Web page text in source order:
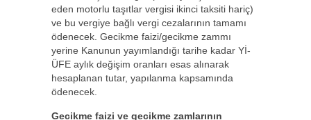
eden motorlu taşıtlar vergisi ikinci taksiti hariç)
ve bu vergiye bağlı vergi cezalarının tamamı
ödenecek. Gecikme faizi/gecikme zammı
yerine Kanunun yayımlandığı tarihe kadar Yİ-
ÜFE aylık değişim oranları esas alınarak
hesaplanan tutar, yapılanma kapsamında
ödenecek.
Gecikme faizi ve gecikme zamlarının